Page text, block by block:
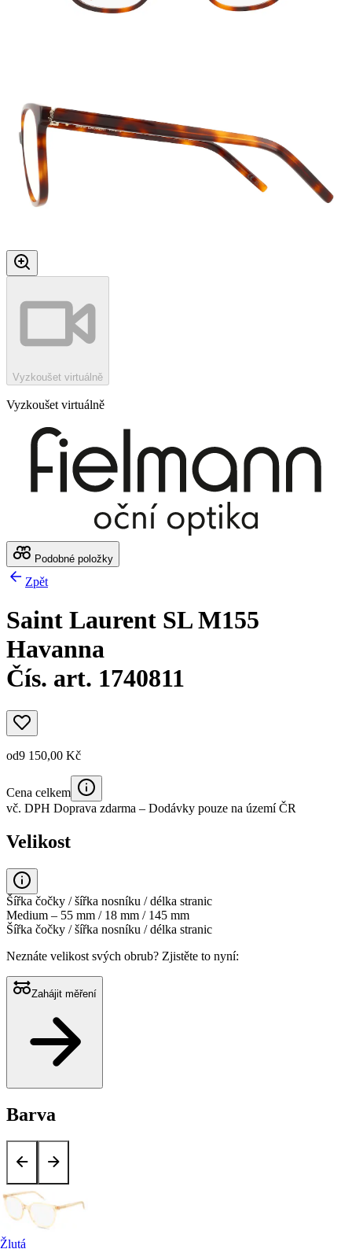
Vyzkoušet virtuálně
Vyzkoušet virtuálně
Podobné položky
Zpět
Saint Laurent SL M155
Havanna
Čís. art. 1740811
od9 150,00 Kč
Cena celkem
vč. DPH Doprava zdarma – Dodávky pouze na území ČR
Velikost
Šířka čočky / šířka nosníku / délka stranic
Medium – 55 mm / 18 mm / 145 mm
Šířka čočky / šířka nosníku / délka stranic
Neznáte velikost svých obrub? Zjistěte to nyní:
Zahájit měření
Barva
Žlutá